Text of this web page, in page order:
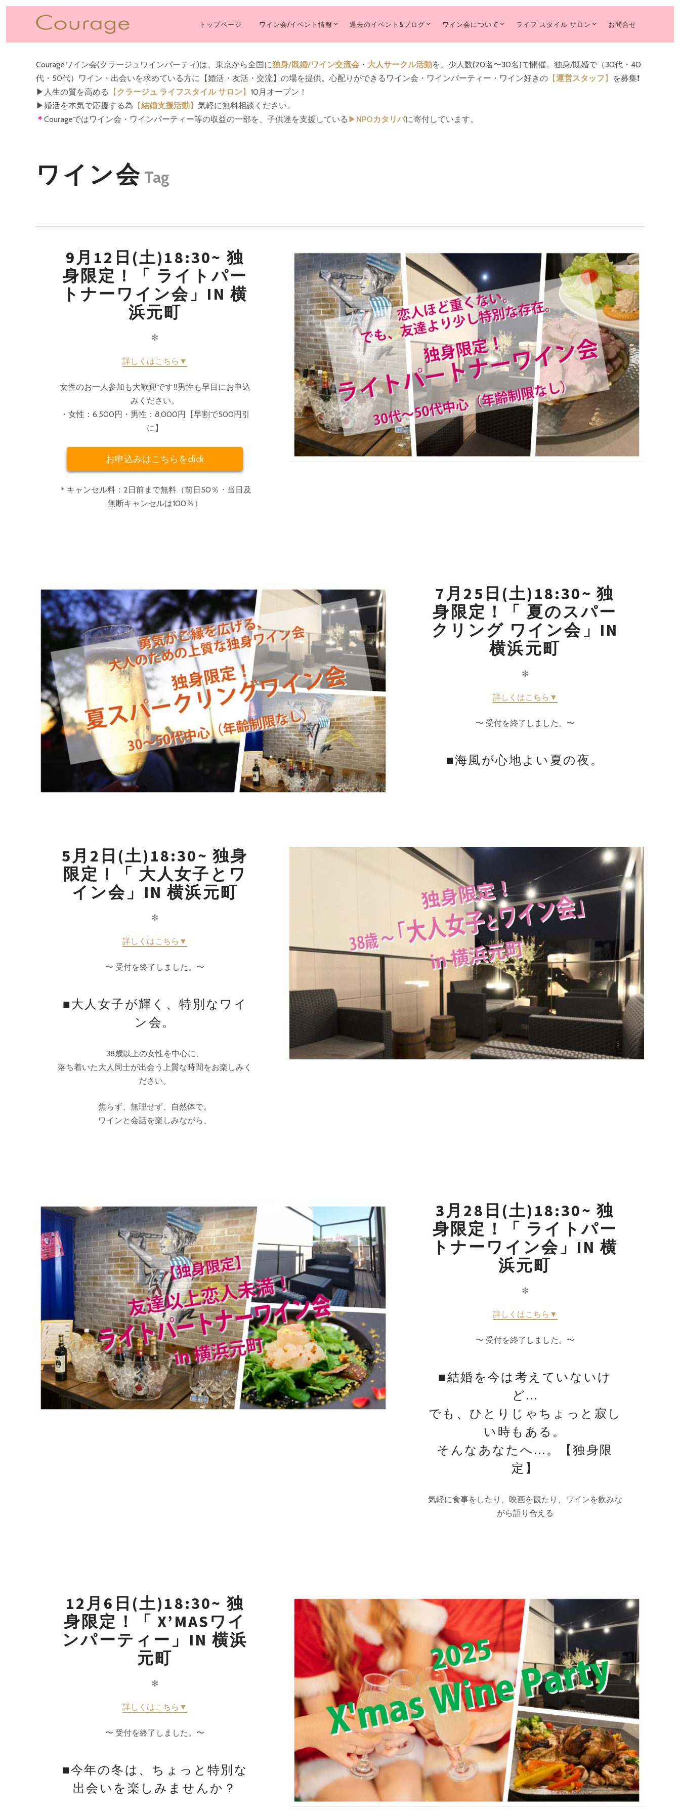
PRIMARY
トップページ ワイン会/イベント情報 過去のイベント&ブログ ワイン会について ライフ スタイル サロン お問合せ
Courageワイン会(クラージュワインパーティ)は、東京から全国に独身/既婚/ワイン交流会 ・ 大人サークル活動を、少人数(20名〜30名)で開催。独身/既婚で（30代・40
代・50代）ワイン・出会いを求めている方に【婚活・友活・交流】の場を提供。心配りができるワイン会・ワインパーティー・ワイン好きの 【運営スタッフ】
を募集❗️
▶︎人生の質を高める
【クラージュ ライフスタイル サロン】 10月オープン！
▶︎婚活を本気で応援する為 【結婚支援活動】 気軽に無料相談ください。
＊ Courageではワイン会・ワインパーティー等の収益の一部を、子供達を支援している ▶︎ NPOカタリバに寄付しています。
ワイン会 Tag
9月12日(土)18:30~ 独
身限定！「 ライトパー
トナーワイン会」IN 横
浜元町
✻
詳しくはこちら▼
女性のお一人参加も大歓迎です‼️男性も早目にお申込
みください。
・女性：6,500円・男性：8,000円【早割で500円引
に】
お申込みはこちらをclick
＊キャンセル料：2日前まで無料（前日50％・当日及
無断キャンセルは100％）
7月25日(土)18:30~ 独
身限定！「 夏のスパー
クリング ワイン会」IN
横浜元町
✻
詳しくはこちら▼
〜 受付を終了しました。〜
■海風が心地よい夏の夜。
5月2日(土)18:30~ 独身
限定！「 大人女子とワ
イン会」IN 横浜元町
✻
詳しくはこちら▼
〜 受付を終了しました。〜
■大人女子が輝く、特別なワイ
ン会。
️38歳以上の女性を中心に、
落ち着いた大人同士が出会う上質な時間をお楽しみく
ださい。
焦らず、無理せず、自然体で。
ワインと会話を楽しみながら、
3月28日(土)18:30~ 独
身限定！「 ライトパー
トナーワイン会」IN 横
浜元町
✻
詳しくはこちら▼
〜 受付を終了しました。〜
■結婚を今は考えていないけ
ど…
でも、ひとりじゃちょっと寂し
い時もある。
そんなあなたへ…。【独身限
定】
️気軽に食事をしたり、映画を観たり、ワインを飲みな
がら語り合える
12月6日(土)18:30~ 独
身限定！「 X’MASワイ
ンパーティー」IN 横浜
元町
✻
詳しくはこちら▼
〜 受付を終了しました。〜
■今年の冬は、ちょっと特別な
出会いを楽しみませんか？